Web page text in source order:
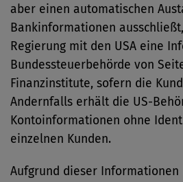
aber einen automatischen
Bankinformationen
Regierung mit den USA eine
Bundessteuerbehörde von
Finanzinstitute, sofern die
Andernfalls erhält die US-
Kontoinformationen ohne
einzelnen Kunden.
Aufgrund dieser Informationen